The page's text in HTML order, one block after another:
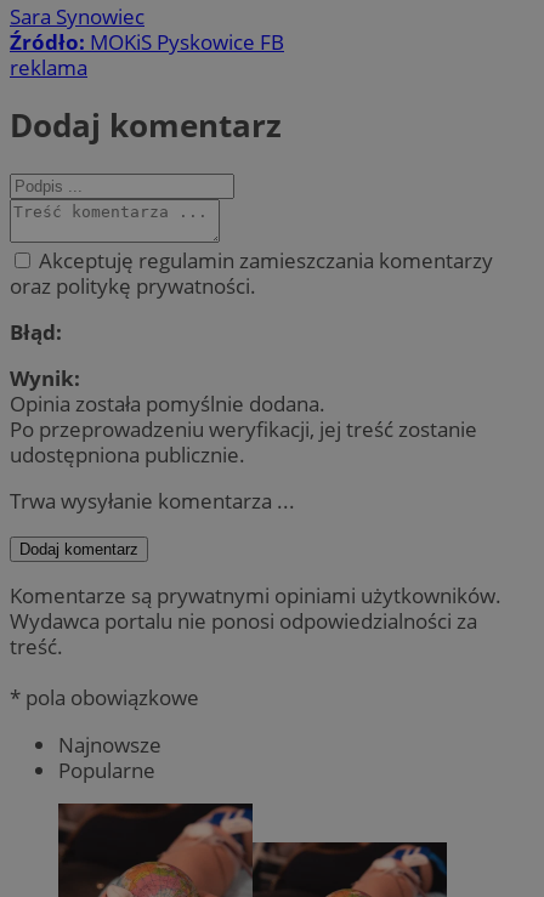
Sara Synowiec
Źródło: MOKiS Pyskowice FB
reklama
Dodaj komentarz
Akceptuję regulamin zamieszczania komentarzy
oraz politykę prywatności.
Błąd:
Wynik:
Opinia została pomyślnie dodana.
Po przeprowadzeniu weryfikacji, jej treść zostanie
udostępniona publicznie.
Trwa wysyłanie komentarza ...
Dodaj komentarz
Komentarze są prywatnymi opiniami użytkowników.
Wydawca portalu nie ponosi odpowiedzialności za
treść.
* pola obowiązkowe
Najnowsze
Popularne